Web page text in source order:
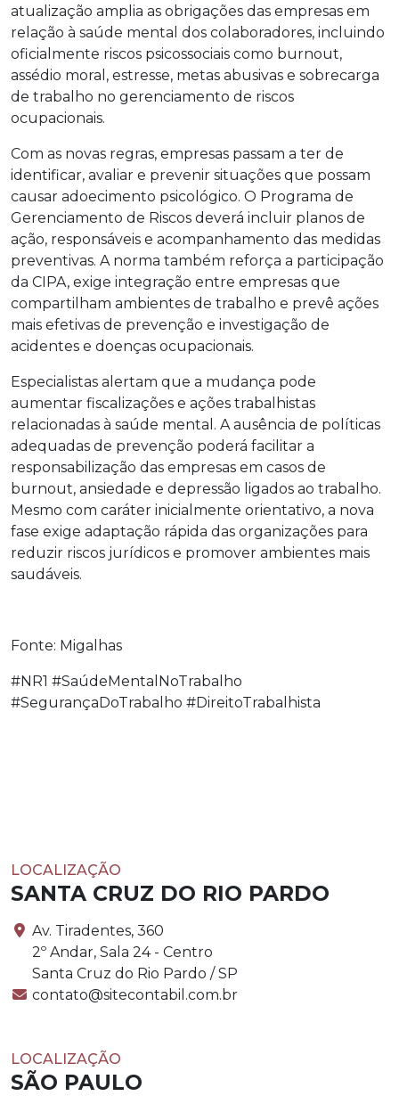
atualização amplia as obrigações das empresas em
relação à saúde mental dos colaboradores, incluindo
oficialmente riscos psicossociais como burnout,
assédio moral, estresse, metas abusivas e sobrecarga
de trabalho no gerenciamento de riscos
ocupacionais.
Com as novas regras, empresas passam a ter de
identificar, avaliar e prevenir situações que possam
causar adoecimento psicológico. O Programa de
Gerenciamento de Riscos deverá incluir planos de
ação, responsáveis e acompanhamento das medidas
preventivas. A norma também reforça a participação
da CIPA, exige integração entre empresas que
compartilham ambientes de trabalho e prevê ações
mais efetivas de prevenção e investigação de
acidentes e doenças ocupacionais.
Especialistas alertam que a mudança pode
aumentar fiscalizações e ações trabalhistas
relacionadas à saúde mental. A ausência de políticas
adequadas de prevenção poderá facilitar a
responsabilização das empresas em casos de
burnout, ansiedade e depressão ligados ao trabalho.
Mesmo com caráter inicialmente orientativo, a nova
fase exige adaptação rápida das organizações para
reduzir riscos jurídicos e promover ambientes mais
saudáveis.
Fonte: Migalhas
#NR1 #SaúdeMentalNoTrabalho
#SegurançaDoTrabalho #DireitoTrabalhista
LOCALIZAÇÃO
SANTA CRUZ DO RIO PARDO
Av. Tiradentes, 360
2º Andar, Sala 24 - Centro
Santa Cruz do Rio Pardo / SP
contato@sitecontabil.com.br
LOCALIZAÇÃO
SÃO PAULO